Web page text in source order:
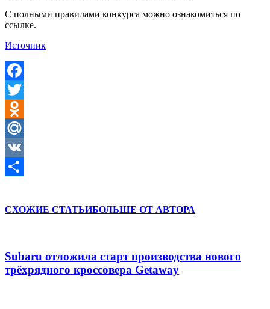
С полными правилами конкурса можно ознакомиться по
ссылке.
Источник
Facebook
Twitter
Odnoklassniki
Mail.Ru
VK
СХОЖИЕ СТАТЬИБОЛЬШЕ ОТ АВТОРА
Subaru отложила старт производства нового
трёхрядного кроссовера Getaway